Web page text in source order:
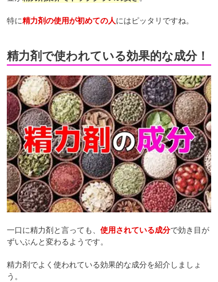
特に精力剤の使用が初めての人にはピッタリですね。
精力剤で使われている効果的な成分！
一口に精力剤と言っても、 使用されている成分で効き目が
ずいぶんと変わるようです。
精力剤でよく使われている効果的な成分を紹介しましょ
う。